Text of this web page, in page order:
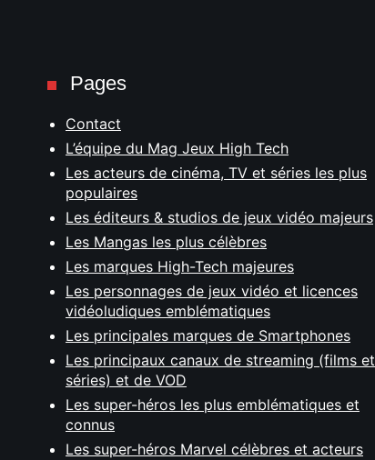
Pages
Contact
L’équipe du Mag Jeux High Tech
Les acteurs de cinéma, TV et séries les plus
populaires
Les éditeurs & studios de jeux vidéo majeurs
Les Mangas les plus célèbres
Les marques High-Tech majeures
Les personnages de jeux vidéo et licences
vidéoludiques emblématiques
Les principales marques de Smartphones
Les principaux canaux de streaming (films et
séries) et de VOD
Les super-héros les plus emblématiques et
connus
Les super-héros Marvel célèbres et acteurs